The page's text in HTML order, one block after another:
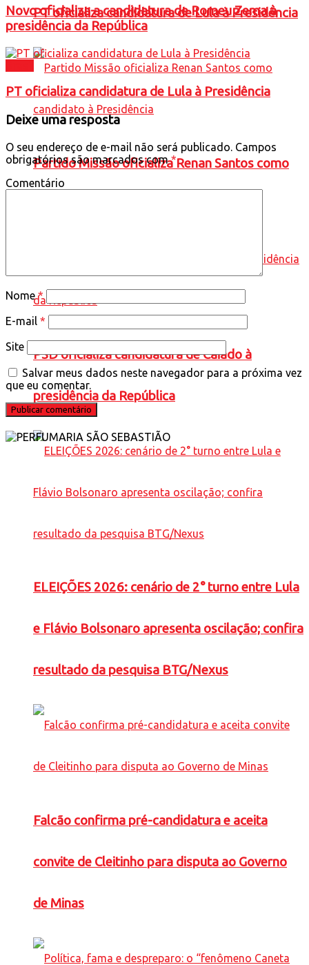
PT oficializa candidatura de Lula à Presidência
Partido Missão oficializa Renan Santos como
PSD oficializa candidatura de Caiado à
presidência da República
ELEIÇÕES 2026: cenário de 2° turno entre Lula
e Flávio Bolsonaro apresenta oscilação; confira
resultado da pesquisa BTG/Nexus
Falcão confirma pré-candidatura e aceita
convite de Cleitinho para disputa ao Governo
de Minas
Novo oficializa a candidatura de Romeu Zema à
presidência da República
PT oficializa candidatura de Lula à Presidência
Deixe uma resposta
O seu endereço de e-mail não será publicado. Campos
obrigatórios são marcados com*
Comentário
Nome*
E-mail *
Site
Salvar meus dados neste navegador para a próxima vez
que eu comentar.